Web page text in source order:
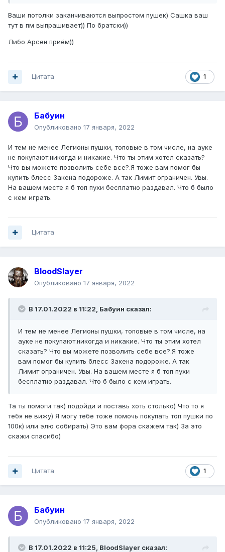
Ваши потолки заканчиваются выпростом пушек) Сашка ваш
тут в пм выпрашивает)) По братски))
Либо Арсен приём))
1
Цитата
Бабуин
Опубликовано 17 января, 2022
И тем не менее Легионы пушки, топовые в том числе, на ауке
не покупают.никогда и никакие. Что ты этим хотел сказать?
Что вы можете позволить себе все?.Я тоже вам помог бы
купить блесс Закена подороже. А так Лимит ограничен. Увы.
На вашем месте я б топ пухи бесплатно раздавал. Что б было
с кем играть.
Цитата
BloodSlayer
Опубликовано 17 января, 2022
В 17.01.2022 в 11:22, Бабуин сказал:
И тем не менее Легионы пушки, топовые в том числе, на
ауке не покупают.никогда и никакие. Что ты этим хотел
сказать? Что вы можете позволить себе все?.Я тоже
вам помог бы купить блесс Закена подороже. А так
Лимит ограничен. Увы. На вашем месте я б топ пухи
бесплатно раздавал. Что б было с кем играть.
Та ты помоги так) подойди и поставь хоть столько) Что то я
тебя не вижу) Я могу тебе тоже помочь покупать топ пушки по
100к) или элю собирать) Это вам фора скажем так) За это
скажи спасибо)
1
Цитата
Бабуин
Опубликовано 17 января, 2022
В 17.01.2022 в 11:25, BloodSlayer сказал: